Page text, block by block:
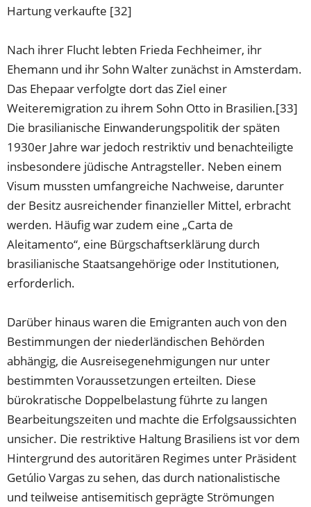
Hartung verkaufte [32]
Nach ihrer Flucht lebten Frieda Fechheimer, ihr
Ehemann und ihr Sohn Walter zunächst in Amsterdam.
Das Ehepaar verfolgte dort das Ziel einer
Weiteremigration zu ihrem Sohn Otto in Brasilien.[33]
Die brasilianische Einwanderungspolitik der späten
1930er Jahre war jedoch restriktiv und benachteiligte
insbesondere jüdische Antragsteller. Neben einem
Visum mussten umfangreiche Nachweise, darunter
der Besitz ausreichender finanzieller Mittel, erbracht
werden. Häufig war zudem eine „Carta de
Aleitamento“, eine Bürgschaftserklärung durch
brasilianische Staatsangehörige oder Institutionen,
erforderlich.
Darüber hinaus waren die Emigranten auch von den
Bestimmungen der niederländischen Behörden
abhängig, die Ausreisegenehmigungen nur unter
bestimmten Voraussetzungen erteilten. Diese
bürokratische Doppelbelastung führte zu langen
Bearbeitungszeiten und machte die Erfolgsaussichten
unsicher. Die restriktive Haltung Brasiliens ist vor dem
Hintergrund des autoritären Regimes unter Präsident
Getúlio Vargas zu sehen, das durch nationalistische
und teilweise antisemitisch geprägte Strömungen